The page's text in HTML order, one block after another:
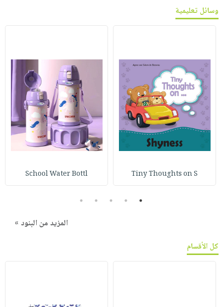
وسائل تعليمية
Tiny Thoughts on S
School Water Bottl
1
2
3
4
5
المزيد من البنود »
كل الأقسام